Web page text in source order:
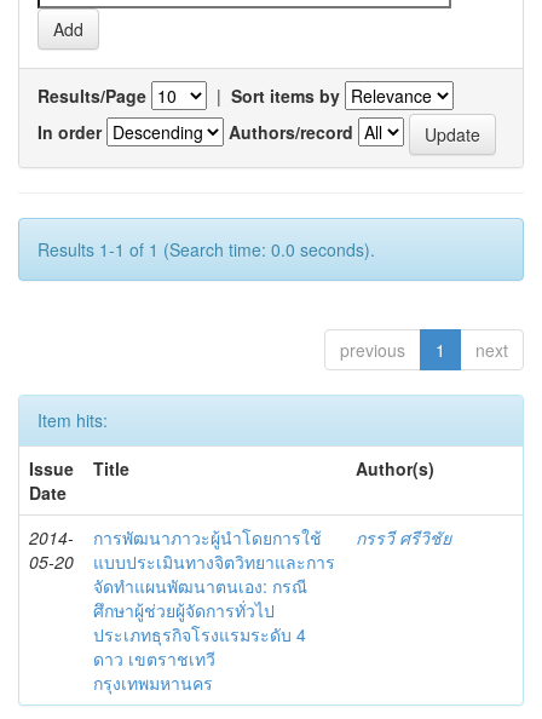
Results/Page | Sort items by
In order
Authors/record
Results 1-1 of 1 (Search time: 0.0 seconds).
previous 1 next
Item hits:
Issue
Date
Title Author(s)
2014-
05-20
การพัฒนาภาวะผู้นำโดยการใช้
แบบประเมินทางจิตวิทยาและการ
จัดทำแผนพัฒนาตนเอง: กรณี
ศึกษาผู้ช่วยผู้จัดการทั่วไป
ประเภทธุรกิจโรงแรมระดับ 4
ดาว เขตราชเทวี
กรุงเทพมหานคร
กรรวี ศรีวิชัย